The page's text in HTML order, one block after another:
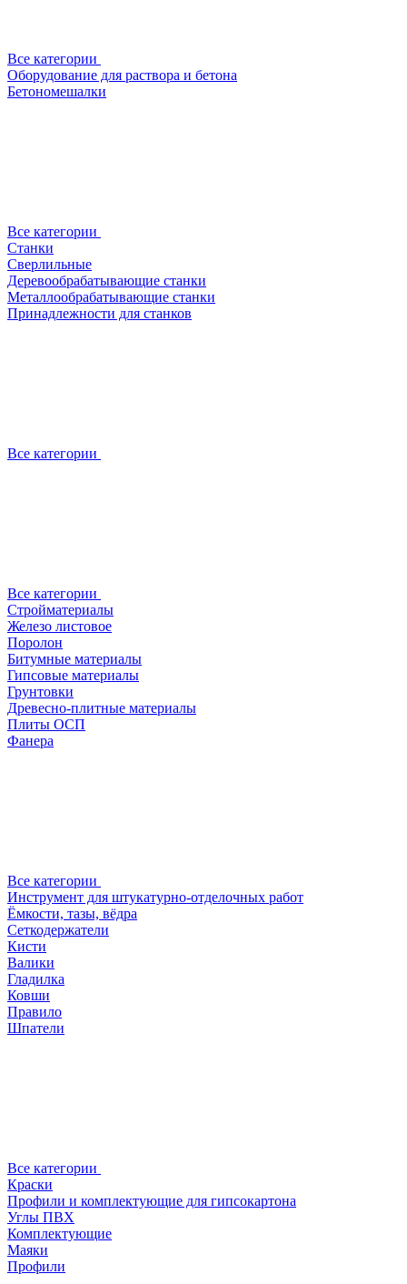
Все категории
Оборудование для раствора и бетона
Бетономешалки
Все категории
Станки
Сверлильные
Деревообрабатывающие станки
Металлообрабатывающие станки
Принадлежности для станков
Все категории
Все категории
Стройматериалы
Железо листовое
Поролон
Битумные материалы
Гипсовые материалы
Грунтовки
Древесно-плитные материалы
Плиты ОСП
Фанера
Все категории
Инструмент для штукатурно-отделочных работ
Ёмкости, тазы, вёдра
Сеткодержатели
Кисти
Валики
Гладилка
Ковши
Правило
Шпатели
Все категории
Краски
Профили и комплектующие для гипсокартона
Углы ПВХ
Комплектующие
Маяки
Профили